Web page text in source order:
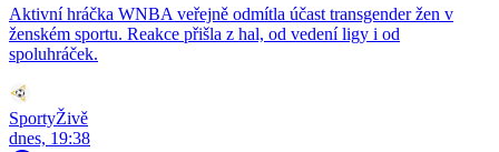
Aktivní hráčka WNBA veřejně odmítla účast transgender žen v
ženském sportu. Reakce přišla z hal, od vedení ligy i od
spoluhráček.
SportyŽivě
dnes, 19:38